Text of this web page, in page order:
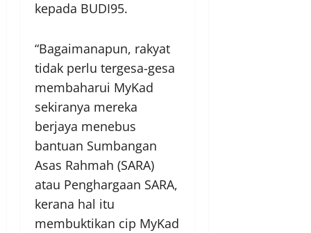
kepada BUDI95.
“Bagaimanapun, rakyat
tidak perlu tergesa-gesa
membaharui MyKad
sekiranya mereka
berjaya menebus
bantuan Sumbangan
Asas Rahmah (SARA)
atau Penghargaan SARA,
kerana hal itu
membuktikan cip MyKad